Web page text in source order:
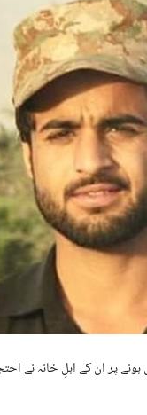
پر ان کے اہلِ خانہ نے